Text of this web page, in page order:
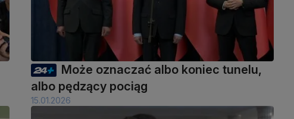
Może oznaczać albo koniec tunelu,
albo pędzący pociąg
15.01.2026